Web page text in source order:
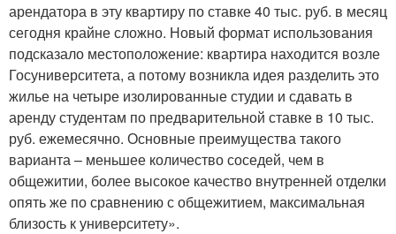
арендатора в эту квартиру по ставке 40 тыс. руб. в месяц
сегодня крайне сложно. Новый формат использования
подсказало местоположение: квартира находится возле
Госуниверситета, а потому возникла идея разделить это
жилье на четыре изолированные студии и сдавать в
аренду студентам по предварительной ставке в 10 тыс.
руб. ежемесячно. Основные преимущества такого
варианта – меньшее количество соседей, чем в
общежитии, более высокое качество внутренней отделки
опять же по сравнению с общежитием, максимальная
близость к университету».